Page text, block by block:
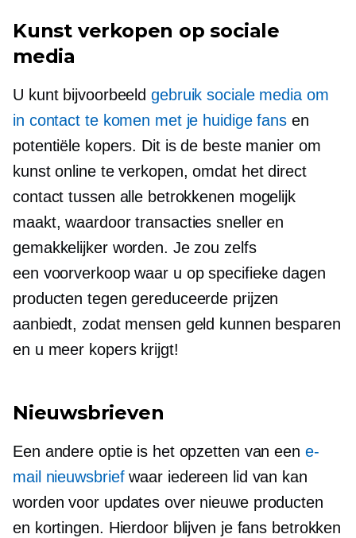
Kunst verkopen op sociale
media
U kunt bijvoorbeeld gebruik sociale media om
in contact te komen met je huidige fans en
potentiële kopers. Dit is de beste manier om
kunst online te verkopen, omdat het direct
contact tussen alle betrokkenen mogelijk
maakt, waardoor transacties sneller en
gemakkelijker worden. Je zou zelfs
een voorverkoopwaar u op specifieke dagen
producten tegen gereduceerde prijzen
aanbiedt, zodat mensen geld kunnen besparen
en u meer kopers krijgt!
Nieuwsbrieven
Een andere optie is het opzetten van een e-
mail nieuwsbriefwaar iedereen lid van kan
worden voor updates over nieuwe producten
en kortingen. Hierdoor blijven je fans betrokken